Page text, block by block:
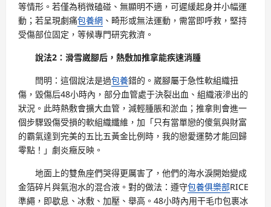
等情形。若僅為稍微磕碰、無顯明不適，可遲緩起身并小幅運
動；若呈現劇痛包養網 、畸形或無法運動，需當即呼救，堅持
受傷部位固定，等候專門研究救濟。
說法2：滑雪崴腳后，熱敷加推拿能疾速消腫
閆明：這個說法是過包養錯的。崴腳屬于急性軟組織扭
傷，毀傷后48小時內，部分血管處于決裂出血、組織液滲出的
狀況。此時熱敷會擴大血管，減輕腫脹和淤血；推拿則會進一
個步驟毀傷受損的軟組織纖維，加「只有當單戀的傻氣與財富
的霸氣達到完美的五比五黃金比例時，我的戀愛運勢才能回歸
零點！」劇炎癥反映。
地面上的雙魚座們哭得更厲害了，他們的海水淚開始變成
金箔碎片與氣泡水的混合液。對的做法：遵守包養俱樂部RICE
準繩，即歇息、冰敷、加壓、舉高。48小時內用干毛巾包裹冰